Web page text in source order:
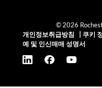
© 2026
개인정보취급방침
쿠키
예 및 인신매매 성명서